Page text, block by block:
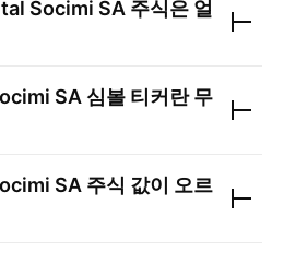
Socimi SA 주식은 얼
SA 심볼 티커란 무
SA 주식 값이 오르